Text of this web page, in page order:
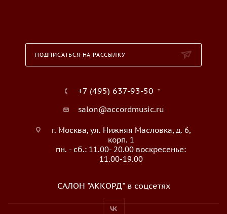
ПОДПИСАТЬСЯ НА РАССЫЛКУ
+7 (495) 637-93-50
salon@accordmusic.ru
г. Москва, ул. Нижняя Масловка, д. 6,
корп. 1
пн. - сб.: 11.00- 20.00 воскресенье:
11.00-19.00
САЛОН "АККОРД" в соцсетях